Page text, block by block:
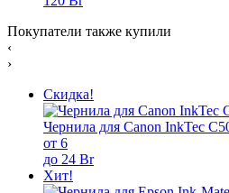
Покупатели также купили
‹
›
Скидка!
Чернила для Canon InkTec
от 6
до 24 Br
Хит!